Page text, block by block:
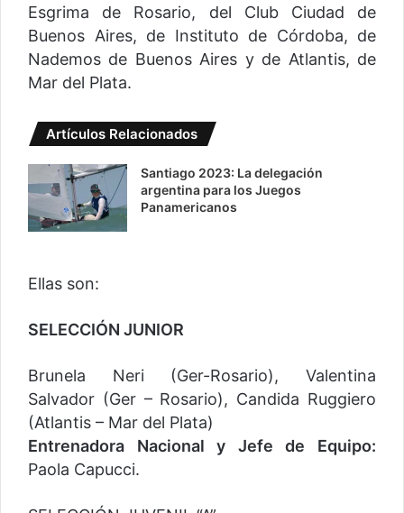
Esgrima de Rosario, del Club Ciudad de
Buenos Aires, de Instituto de Córdoba, de
Nademos de Buenos Aires y de Atlantis, de
Mar del Plata.
Artículos Relacionados
Santiago 2023: La delegación
argentina para los Juegos
Panamericanos
Ellas son:
SELECCIÓN JUNIOR
Brunela Neri (Ger-Rosario), Valentina
Salvador (Ger – Rosario), Candida Ruggiero
(Atlantis – Mar del Plata)
Entrenadora Nacional y Jefe de Equipo:
Paola Capucci.